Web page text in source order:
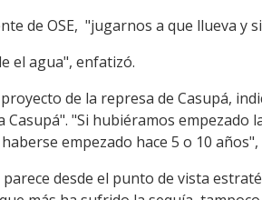
de OSE, "jugarnos a que llueva y
el agua", enfatizó.
de la represa de Casupá,
"Si hubiéramos empezado
empezado hace 5 o 10 años",
desde el punto de vista